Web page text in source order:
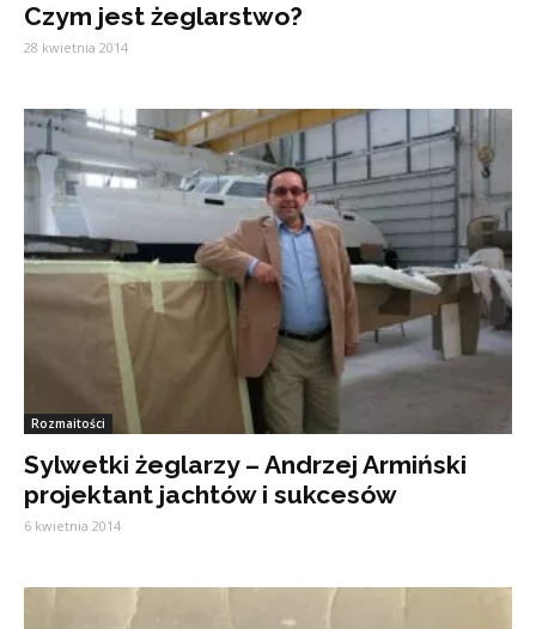
Czym jest żeglarstwo?
28 kwietnia 2014
Rozmaitości
Sylwetki żeglarzy – Andrzej Armiński
projektant jachtów i sukcesów
6 kwietnia 2014